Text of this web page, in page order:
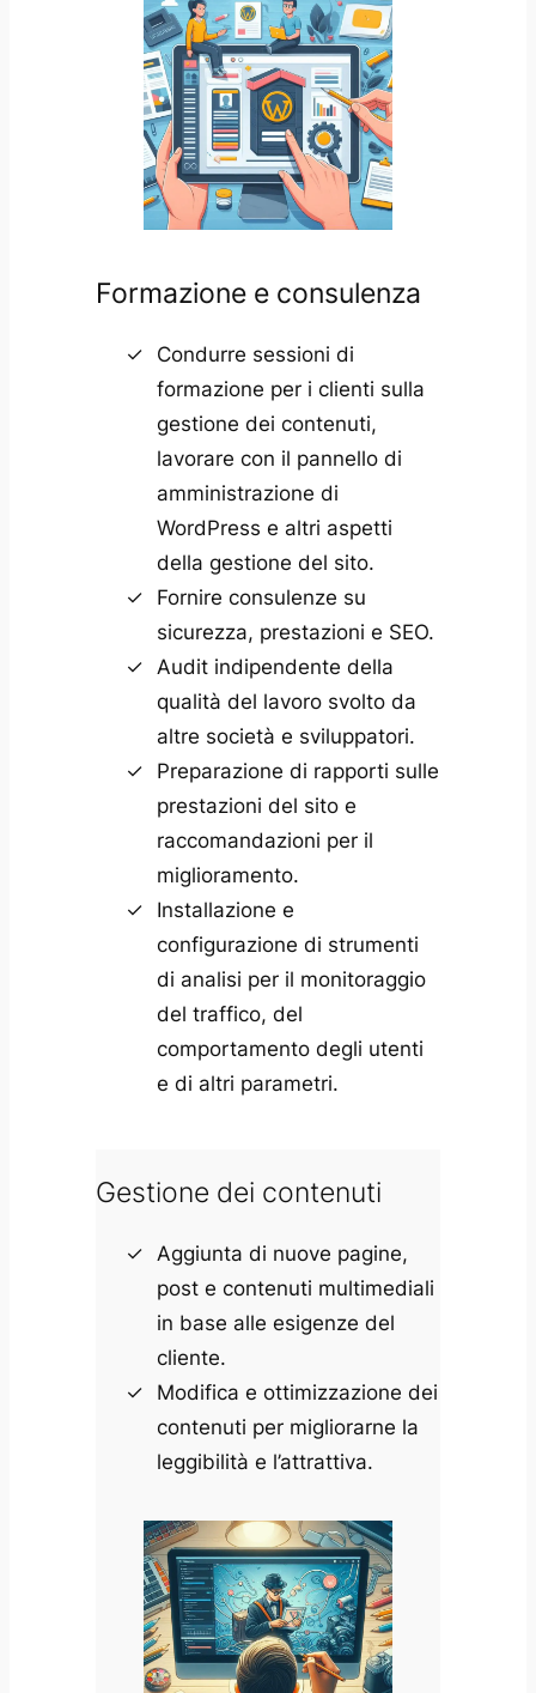
Formazione e consulenza
Condurre sessioni di
formazione per i clienti sulla
gestione dei contenuti,
lavorare con il pannello di
amministrazione di
WordPress e altri aspetti
della gestione del sito.
Fornire consulenze su
sicurezza, prestazioni e SEO.
Audit indipendente della
qualità del lavoro svolto da
altre società e sviluppatori.
Preparazione di rapporti sulle
prestazioni del sito e
raccomandazioni per il
miglioramento.
Installazione e
configurazione di strumenti
di analisi per il monitoraggio
del traffico, del
comportamento degli utenti
e di altri parametri.
Gestione dei contenuti
Aggiunta di nuove pagine,
post e contenuti multimediali
in base alle esigenze del
cliente.
Modifica e ottimizzazione dei
contenuti per migliorarne la
leggibilità e l’attrattiva.